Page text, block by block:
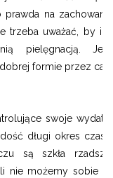
na zachowanie
trzeba uważać, by ich
pielęgnacją. Jeśli
formie przez cały
swoje wydatki,
długi okres czasu.
są szkła rzadszej
nie możemy sobie na